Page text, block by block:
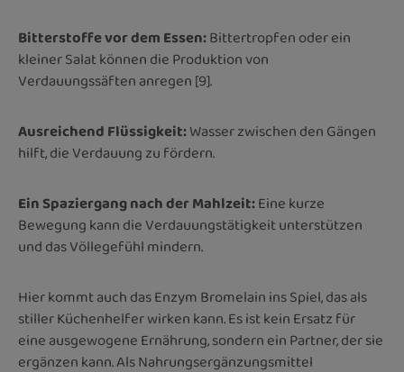
Bitterstoffe vor dem Essen:Bittertropfen oder ein
kleiner Salat können die Produktion von
Verdauungssäften anregen [9].
Ausreichend Flüssigkeit:Wasser zwischen den Gängen
hilft, die Verdauung zu fördern.
Ein Spaziergang nach der Mahlzeit:Eine kurze
Bewegung kann die Verdauungstätigkeit unterstützen
und das Völlegefühl mindern.
Hier kommt auch das Enzym Bromelain ins Spiel, das als
stiller Küchenhelfer wirken kann. Es ist kein Ersatz für
eine ausgewogene Ernährung, sondern ein Partner, der sie
ergänzen kann. Als Nahrungsergänzungsmittel